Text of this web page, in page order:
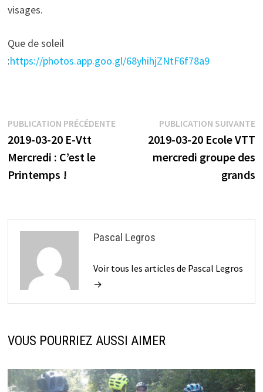
visages.
Que de soleil
:https://photos.app.goo.gl/68yhihjZNtF6f78a9
Navigation
de
l’article
PUBLICATION PRÉCÉDENTEPublication
précédente :
2019-03-20 E-Vtt
Mercredi : C’est le
Printemps !
PUBLICATION SUIVANTE
2019-03-20 Ecole VTT
mercredi groupe des
grands
Pascal Legros
Voir tous les articles de Pascal Legros
→
VOUS POURRIEZ AUSSI AIMER